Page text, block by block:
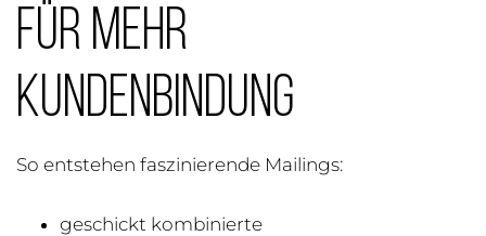
für mehr
Kundenbindung
So entstehen faszinierende Mailings:
geschickt kombinierte